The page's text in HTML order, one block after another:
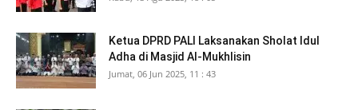
Ketua DPRD PALI Laksanakan Sholat Idul
Adha di Masjid Al-Mukhlisin
Jumat, 06 Jun 2025, 11 : 43